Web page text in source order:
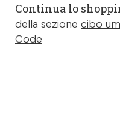
Continua lo
della sezione cibo
Code